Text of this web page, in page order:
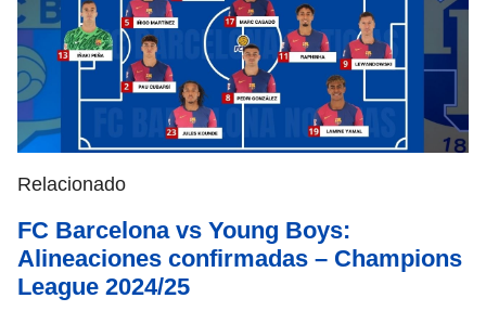
Relacionado
FC Barcelona vs Young Boys:
Alineaciones confirmadas – Champions
League 2024/25